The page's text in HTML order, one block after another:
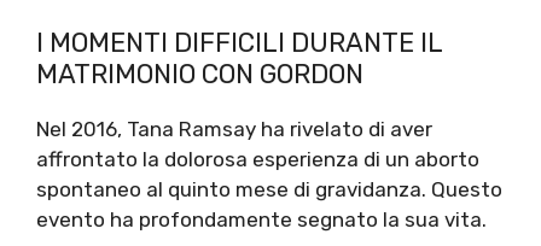
I MOMENTI DIFFICILI DURANTE IL
MATRIMONIO CON GORDON
Nel 2016, Tana Ramsay ha rivelato di aver
affrontato la dolorosa esperienza di un aborto
spontaneo al quinto mese di gravidanza. Questo
evento ha profondamente segnato la sua vita.